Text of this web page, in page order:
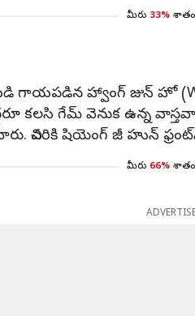
మీరు 33% శాతం
గాయపడిన హ్వాంగ్ జున్ హో
కలసి గేమ్‌ వెనుక ఉన్న
చివరికి షియెంగ్ జీ హున్
మీరు 66% శాతం